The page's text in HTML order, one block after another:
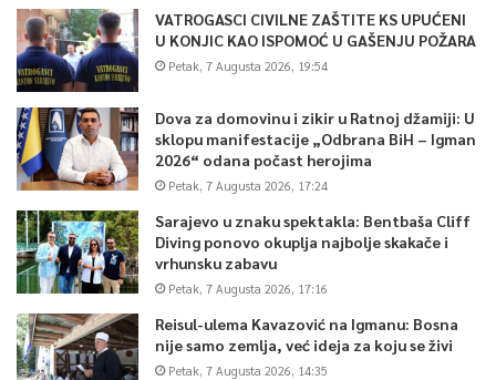
VATROGASCI CIVILNE ZAŠTITE KS UPUĆENI
U KONJIC KAO ISPOMOĆ U GAŠENJU POŽARA
Petak, 7 Augusta 2026, 19:54
Dova za domovinu i zikir u Ratnoj džamiji: U
sklopu manifestacije „Odbrana BiH – Igman
2026“ odana počast herojima
Petak, 7 Augusta 2026, 17:24
Sarajevo u znaku spektakla: Bentbaša Cliff
Diving ponovo okuplja najbolje skakače i
vrhunsku zabavu
Petak, 7 Augusta 2026, 17:16
Reisul-ulema Kavazović na Igmanu: Bosna
nije samo zemlja, već ideja za koju se živi
Petak, 7 Augusta 2026, 14:35